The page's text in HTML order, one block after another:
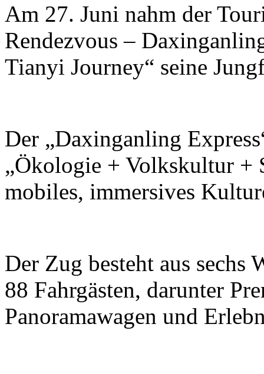
Am 27. Juni nahm der
Rendezvous –
Tianyi Journey“ seine
Der „Daxinganling
„Ökologie + Volkskultur +
mobiles, immersives
Der Zug besteht aus sechs
88 Fahrgästen, darunter
Panoramawagen und